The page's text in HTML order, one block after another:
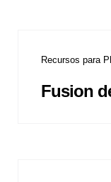
Recursos para
Fusion